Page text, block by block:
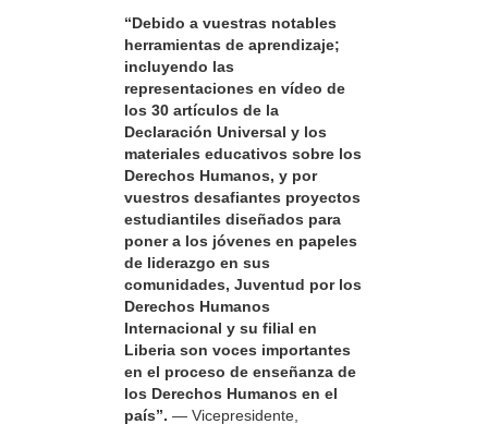
“Debido a vuestras notables
herramientas de aprendizaje;
incluyendo las
representaciones en vídeo de
los 30 artículos de la
Declaración Universal y los
materiales educativos sobre los
Derechos Humanos, y por
vuestros desafiantes proyectos
estudiantiles diseñados para
poner a los jóvenes en papeles
de liderazgo en sus
comunidades, Juventud por los
Derechos Humanos
Internacional y su filial en
Liberia son voces importantes
en el proceso de enseñanza de
los Derechos Humanos en el
país”. — Vicepresidente,